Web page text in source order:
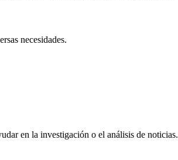
necesidades.
en la investigación o el análisis de noticias.